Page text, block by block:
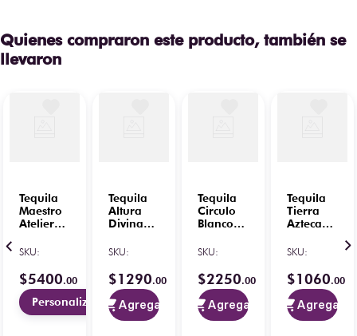
Quienes compraron este producto, también se
llevaron
5/
Tequila
Maestro
Atelier
Añejo
Pantera
(Grabado)
750 ml
SKU:
$5400.00
Personalizar
Tequila
Altura
Divina
100%
SKU:
$1290.00
Agregar
Tequila
Circulo
Blanco
Calavera
750 ml
SKU:
$2250.00
Agregar
Tequila
Tierra
Azteca
100% 3 L
SKU:
$1060.00
Agregar